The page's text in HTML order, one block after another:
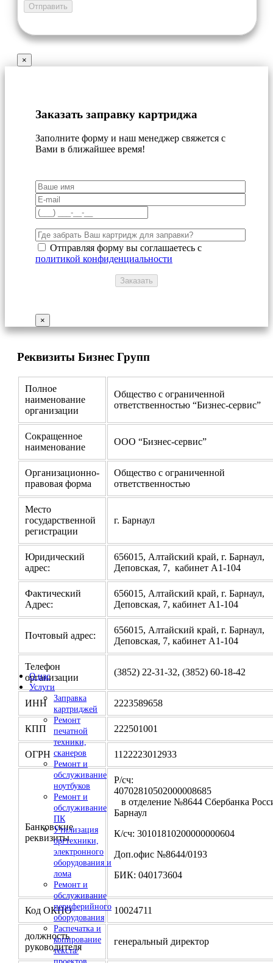
О нас
Услуги
Заправка
картриджей
Ремонт
печатной
техники,
сканеров
Ремонт и
обслуживание
ноутбуков
Ремонт и
обслуживание
ПК
Утилизация
оргтехники,
электронного
оборудования и
лома
Ремонт и
обслуживание
периферийного
оборудования
Распечатка и
копирование
текста/
×
Заказать заправку картриджа
Заполните форму и наш менеджер свяжется с
Вами в ближайшее время!
Отправляя форму вы соглашаетесь с
политикой конфиденциальности
×
Реквизиты Бизнес Групп
Полное
наименование
организации
Общество с ограниченной
ответственностью “Бизнес-сервис”
Сокращенное
наименование
ООО “Бизнес-сервис”
Организационно-
правовая форма
Общество с ограниченной
ответственностью
Место
государственной
регистрации
г. Барнаул
Юридический
адрес:
656015, Алтайский край, г. Барнаул,
Деповская, 7, кабинет А1-104
Фактический
Адрес:
656015, Алтайский край, г. Барнаул,
Деповская, 7, кабинет А1-104
Почтовый адрес:
656015, Алтайский край, г. Барнаул,
Деповская, 7, кабинет А1-104
Телефон
организации
(3852) 22-31-32, (3852) 60-18-42
ИНН 2223589658
КПП 222501001
ОГРН 1122223012933
Банковские
реквизиты
Р/сч:
в отделение №8644 Сбербанка
Барнаул
К/сч: 30101810200000000604
Доп.офис №8644/0193
БИК: 040173604
Код ОКПО 10024711
должность
руководителя
генеральный директор